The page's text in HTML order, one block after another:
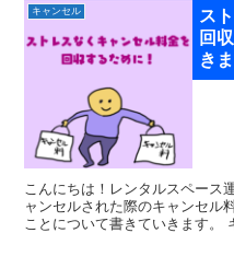
キャンセル
ス
回
き
こんにちは！レンタルスペース
ャンセルされた際のキャンセル
ことについて書きていきます。